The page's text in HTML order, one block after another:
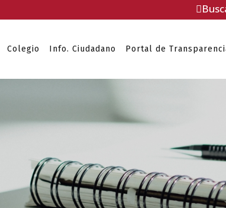
Colegio Info. Ciudadano Portal de